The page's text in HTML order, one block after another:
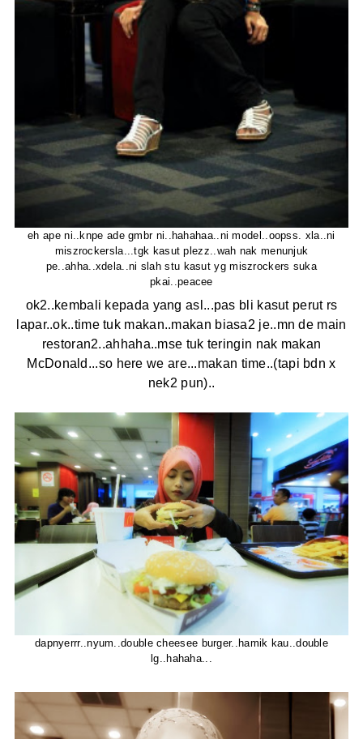
eh ape ni..knpe ade gmbr ni..hahahaa..ni model..oopss. xla..ni
miszrockersla...tgk kasut plezz..wah nak menunjuk
pe..ahha..xdela..ni slah stu kasut yg miszrockers suka
pkai..peacee
ok2..kembali kepada yang asl...pas bli kasut perut rs
lapar..ok..time tuk makan..makan biasa2 je..mn de main
restoran2..ahhaha..mse tuk teringin nak makan
McDonald...so here we are...makan time..(tapi bdn x
nek2 pun)..
dapnyerrr..nyum..double cheesee burger..hamik kau..double
lg..hahaha...